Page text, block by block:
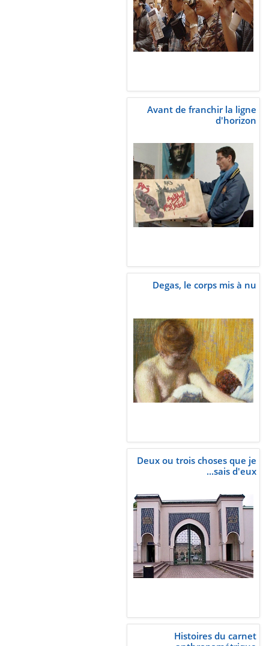
Avant de franchir la ligne
d'horizon
Degas, le corps mis à nu
Deux ou trois choses que je
sais d'eux...
Histoires du carnet